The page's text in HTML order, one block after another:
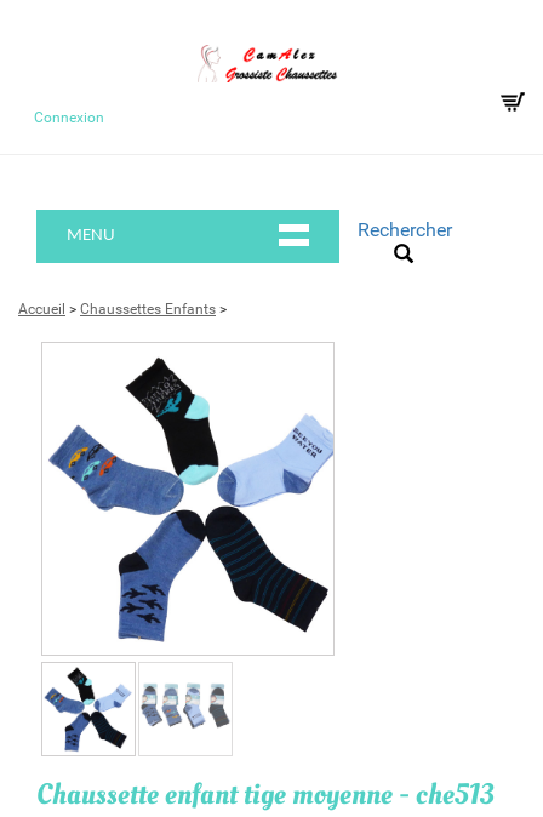
Connexion
MENU Rechercher
Accueil > Chaussettes Enfants >
Chaussette enfant tige moyenne - che513